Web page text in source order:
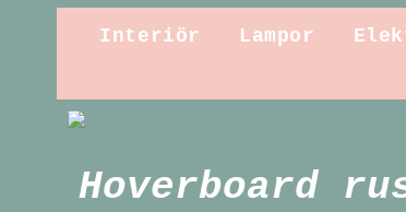
Interiör Lampor
Hoverboard